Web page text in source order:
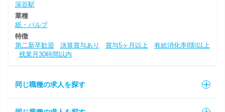
深谷駅
業種
紙・パルプ
特徴
第二新卒歓迎
決算賞与あり 賞与5ヶ月以上
有給消化率8割以上
残業月30時間以内
同じ職種の求人を探す